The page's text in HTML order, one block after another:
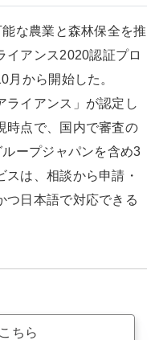
な農業と森林保全を推
イアンス2020認証プロ
月から開始した。
ライアンス」が認定し
時点で、国内で審査の
ープジャパンを含め3
は、相談から申請・
つ日本語で対応できる
ちら